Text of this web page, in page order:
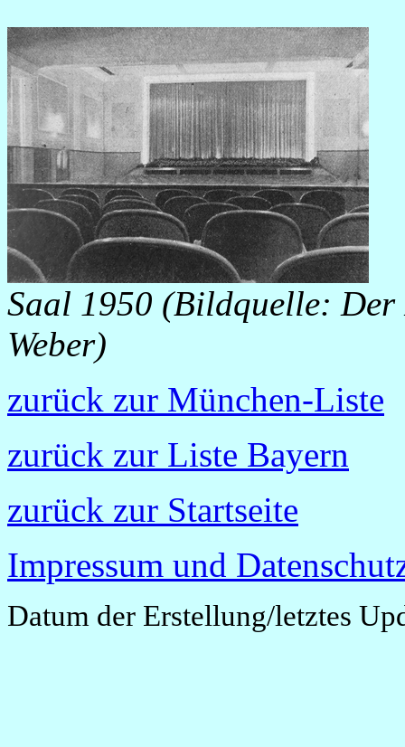
Saal 1950 (Bildquelle:
Weber)
zurück zur München-Liste
zurück zur Liste Bayern
zurück zur Startseite
Impressum und
Datum der Erstellung/letztes